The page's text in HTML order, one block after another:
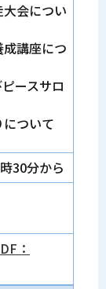
会につい
講座につ
ースサロ
ついて
30分から
：